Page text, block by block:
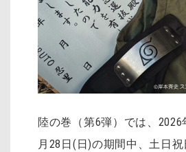
陸の巻（第6弾）では、
月28日(日)の期間中、土日